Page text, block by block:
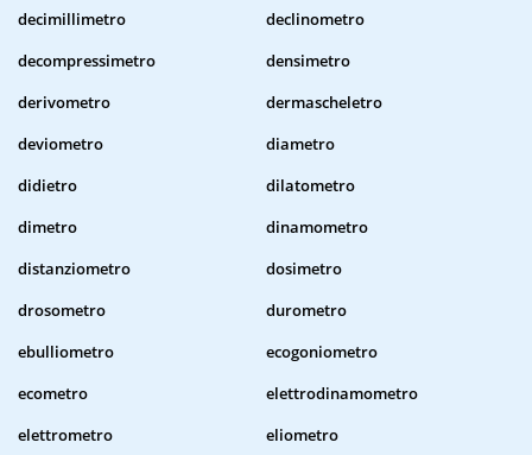
decimillimetro
declinometro
decompressimetro
densimetro
derivometro
dermascheletro
deviometro
diametro
didietro
dilatometro
dimetro
dinamometro
distanziometro
dosimetro
drosometro
durometro
ebulliometro
ecogoniometro
ecometro
elettrodinamometro
elettrometro
eliometro